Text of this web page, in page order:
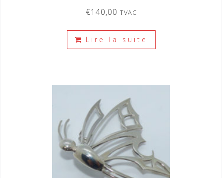
€140,00 TVAC
Lire la suite